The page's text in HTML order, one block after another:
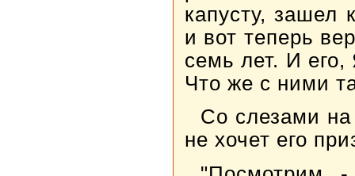
капусту, зашел
и вот теперь
семь лет. И
Что же с ними
Со слезами
не хочет его